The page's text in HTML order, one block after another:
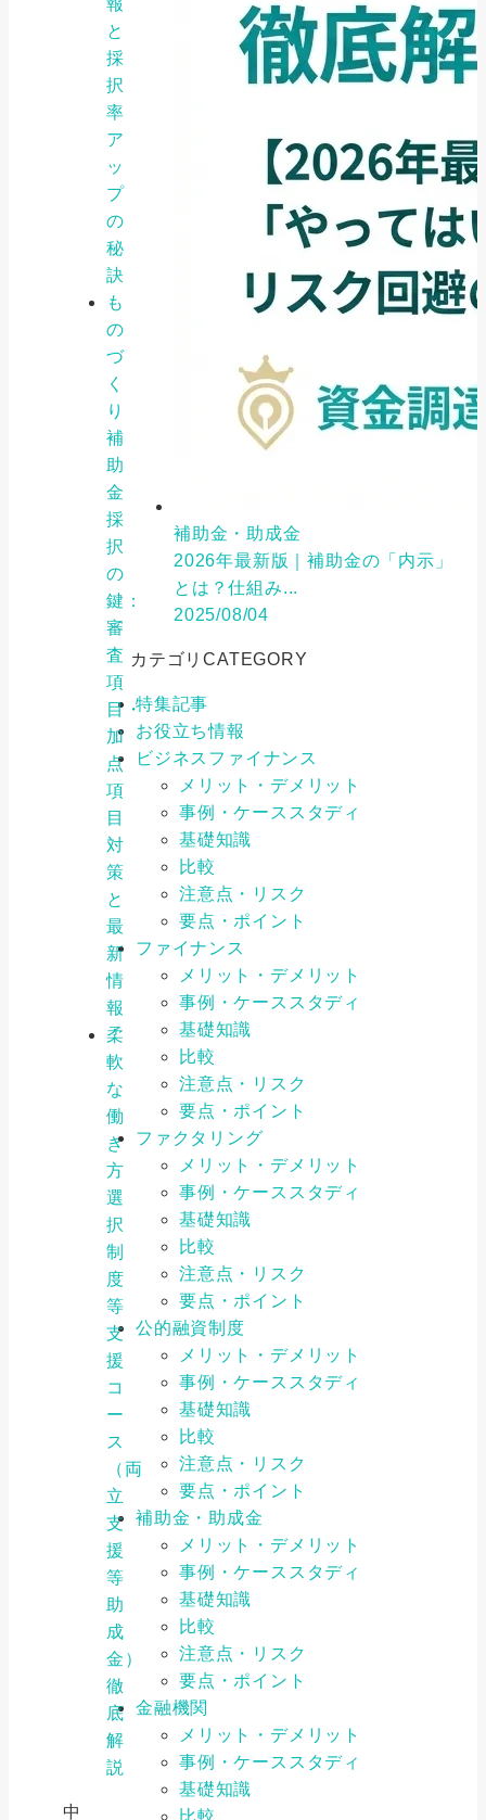
と
採
択
率
ア
ッ
プ
の
秘
訣
も
の
づ
く
り
補
助
金
採
択
の
鍵：
審
査
項
目・
加
点
項
目
対
策
と
最
新
情
報
柔
軟
な
働
き
方
選
択
制
度
等
支
援
コ
ー
ス
（両
立
支
援
等
助
成
金）
徹
底
解
説
中
補助金・助成金
2026年最新版｜補助金の「内示」
とは？仕組み...
2025/08/04
カテゴリCATEGORY
特集記事
お役立ち情報
ビジネスファイナンス
メリット・デメリット
事例・ケーススタディ
基礎知識
比較
注意点・リスク
要点・ポイント
ファイナンス
メリット・デメリット
事例・ケーススタディ
基礎知識
比較
注意点・リスク
要点・ポイント
ファクタリング
メリット・デメリット
事例・ケーススタディ
基礎知識
比較
注意点・リスク
要点・ポイント
公的融資制度
メリット・デメリット
事例・ケーススタディ
基礎知識
比較
注意点・リスク
要点・ポイント
補助金・助成金
メリット・デメリット
事例・ケーススタディ
基礎知識
比較
注意点・リスク
要点・ポイント
金融機関
メリット・デメリット
事例・ケーススタディ
基礎知識
比較